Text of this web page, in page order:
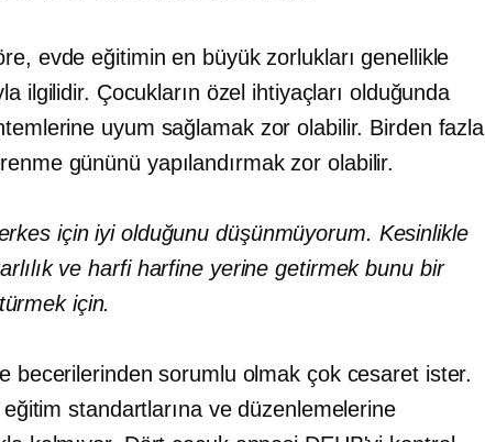
evde eğitimin en büyük zorlukları genellikle
ilgilidir. Çocukların özel ihtiyaçları olduğunda
uyum sağlamak zor olabilir. Birden fazla
gününü yapılandırmak zor olabilir.
için iyi olduğunu düşünmüyorum. Kesinlikle
veharfi harfine yerine getirmekbunu bir
için.
becerilerinden sorumlu olmak çok cesaret ister.
standartlarına ve düzenlemelerine